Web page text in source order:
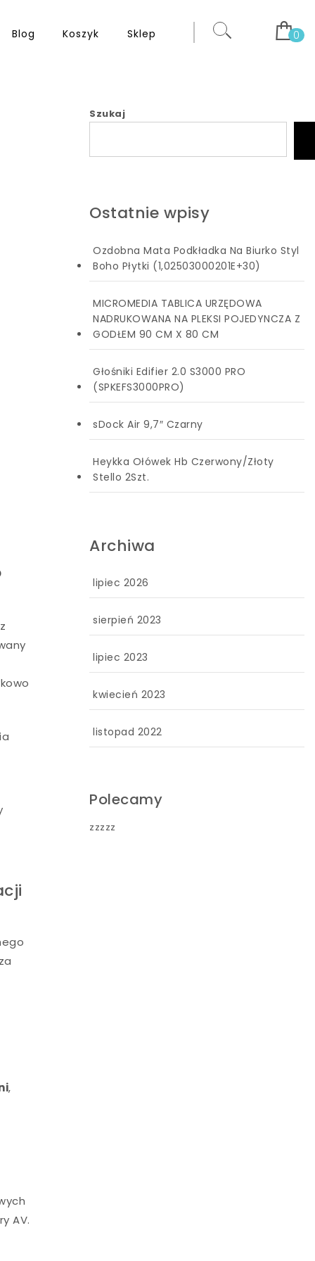
Blog Koszyk Sklep 0
,
AV.
Szukaj
Ostatnie wpisy
Ozdobna Mata Podkładka Na Biurko Styl
Boho Płytki (1,02503000201E+30)
MICROMEDIA TABLICA URZĘDOWA
NADRUKOWANA NA PLEKSI POJEDYNCZA Z
GODŁEM 90 CM X 80 CM
Głośniki Edifier 2.0 S3000 PRO
(SPKEFS3000PRO)
sDock Air 9,7″ Czarny
Heykka Ołówek Hb Czerwony/Złoty
Stello 2Szt.
Archiwa
lipiec 2026
sierpień 2023
lipiec 2023
kwiecień 2023
listopad 2022
Polecamy
zzzzz